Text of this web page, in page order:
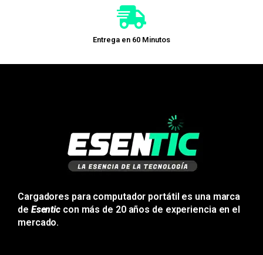
Entrega en 60 Minutos
Cargadores para computador portátil es una marca
de Esentic con más de 20 años de experiencia en el
mercado.